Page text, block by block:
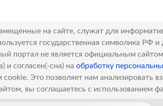
на сайте, служат для
государственная символика РФ и
портал не является официальным сайтом
и согласен(-сна) на обработку
Это позволяет нам анализировать
вы соглашаетесь с использованием